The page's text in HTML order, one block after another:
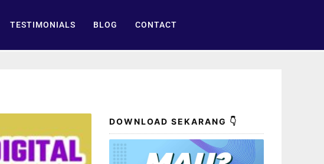
TESTIMONIALS BLOG CONTACT
DOWNLOAD SEKARANG 👇